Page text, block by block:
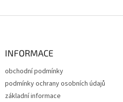
INFORMACE
obchodní podmínky
podmínky ochrany osobních údajů
základní informace